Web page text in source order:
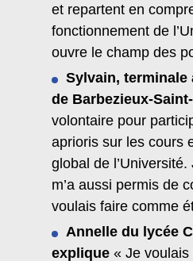
et repartent en
fonctionnement de
ouvre le champ des
Sylvain, terminale
de Barbezieux-
volontaire pour
aprioris sur les cours
global de l’Université.
m’a aussi permis de
voulais faire comme
Annelle du lycée
explique « Je voulais